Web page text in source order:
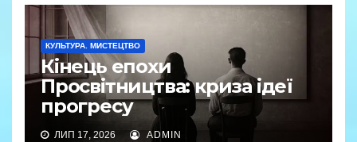
КУЛЬТУРА. МИСТЕЦТВО
Кінець епохи
Просвітництва: криза ідеї
прогресу
ЛИП 17, 2026 ADMIN